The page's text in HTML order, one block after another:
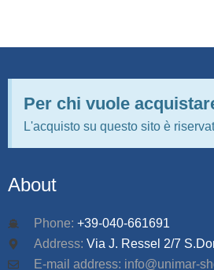
Per chi vuole
L'acquisto su questo sito è
About
Phone: +39-040-661691
Address: Via J. Ressel 2/7
E-mail address: info@unimar-